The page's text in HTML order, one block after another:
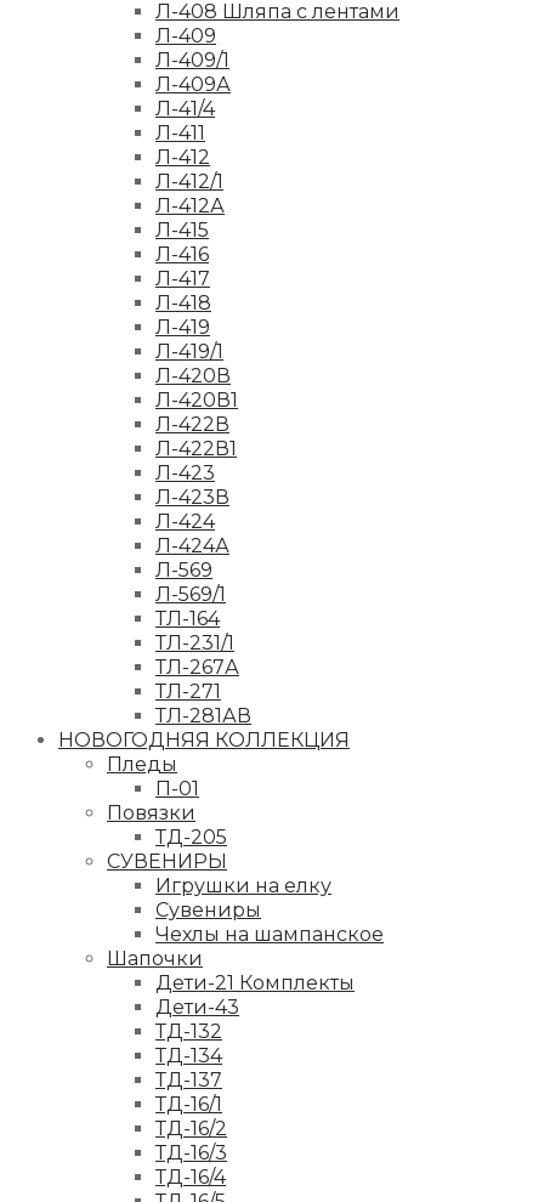
Л-408 Шляпа с лентами
Л-409
Л-409/1
Л-409А
Л-41/4
Л-411
Л-412
Л-412/1
Л-412А
Л-415
Л-416
Л-417
Л-418
Л-419
Л-419/1
Л-420В
Л-420В1
Л-422В
Л-422В1
Л-423
Л-423В
Л-424
Л-424А
Л-569
Л-569/1
ТЛ-164
ТЛ-231/1
ТЛ-267А
ТЛ-271
ТЛ-281АВ
НОВОГОДНЯЯ КОЛЛЕКЦИЯ
Пледы
П-01
Повязки
ТД-205
СУВЕНИРЫ
Игрушки на елку
Сувениры
Чехлы на шампанское
Шапочки
Дети-21 Комплекты
Дети-43
ТД-132
ТД-134
ТД-137
ТД-16/1
ТД-16/2
ТД-16/3
ТД-16/4